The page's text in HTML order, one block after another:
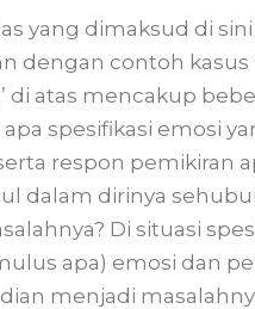
yang dimaksud di sini
dengan contoh kasus
di atas mencakup
apa spesifikasi emosi
respon pemikiran
dalam dirinya
Di situasi
apa) emosi dan
menjadi